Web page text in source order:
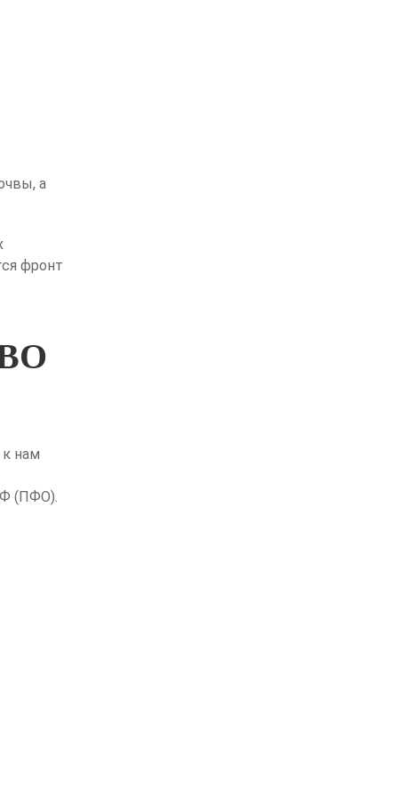
а
фронт
нам
(ПФО).